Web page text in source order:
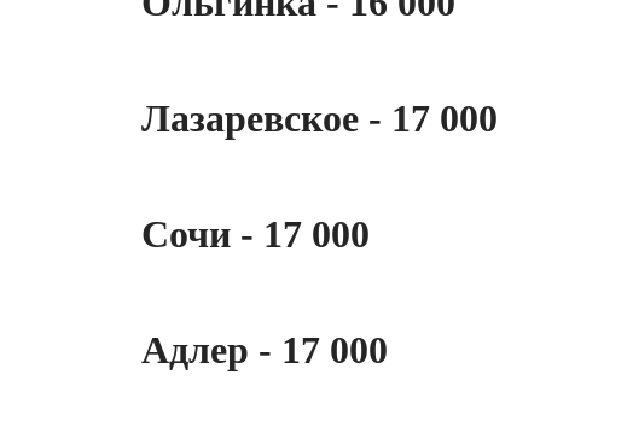
Лазаревское - 17 000
Сочи - 17 000
Адлер - 17 000